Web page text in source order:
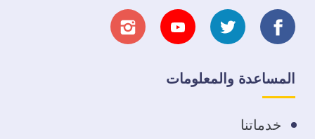
تابعنا
على
فيسبوك
تابعنا
على
تابعنا تابعنا
المساعدة والمعلومات
خدماتنا